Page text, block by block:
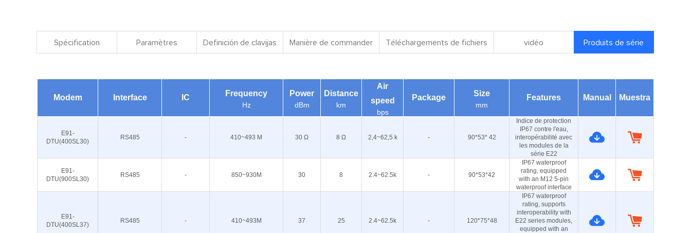
Spécification Paramètres Definición de clavijas Manière de commander Téléchargements de fichiers vidéo Produits de série
Modem Interface IC Frequency
Hz
Power
dBm
Distance
km
Air
speed
bps
Package Size
mm
Features Manual Muestra
E91-
DTU(400SL30)
RS485 - 410~493 M 30 Ω 8 Ω 2,4~62,5 k - 90*53* 42
Indice de protection
IP67 contre l'eau,
interopérabilité avec
les modules de la
série E22
E91-
DTU(900SL30)
RS485 - 850~930M 30 8 2.4~62.5k - 90*53*42
IP67 waterproof
rating, equipped
with an M12 5-pin
waterproof interface
E91-
DTU(400SL37)
RS485 - 410~493M 37 25 2.4~62.5k - 120*75*48
IP67 waterproof
rating, supports
interoperability with
E22 series modules,
equipped with an